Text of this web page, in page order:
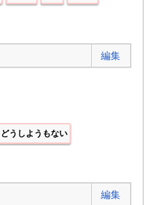
編集
どうしようもない
編集